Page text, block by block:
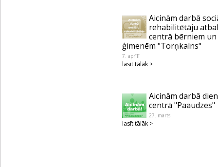
Aicinām darbā
rehabilitētāju
centrā bērniem un
ģimenēm "Torņkalns"
7. aprīlī
lasīt tālāk >
Aicinām darbā
centrā "Paaudzes"
27. marts
lasīt tālāk >